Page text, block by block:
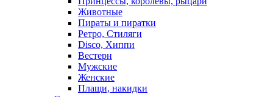
Животные
Пираты и пиратки
Ретро, Стиляги
Disco, Хиппи
Вестерн
Мужские
Женские
Плащи, накидки